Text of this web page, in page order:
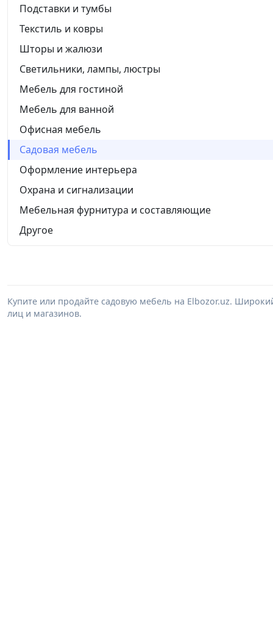
Подставки и тумбы
Текстиль и ковры
Шторы и жалюзи
Светильники, лампы, люстры
Мебель для гостиной
Мебель для ванной
Офисная мебель
Садовая мебель
Оформление интерьера
Охрана и сигнализации
Мебельная фурнитура и составляющие
Другое
Купите или продайте садовую мебель на Elbozor.uz.
лиц и магазинов.